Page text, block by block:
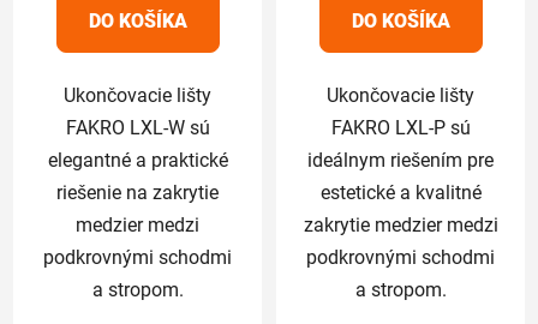
5
hviezdičiek.
DO KOŠÍKA
Ukončovacie lišty
FAKRO LXL-W sú
elegantné a praktické
riešenie na zakrytie
medzier medzi
podkrovnými schodmi
a stropom.
5
hviezdičiek.
DO KOŠÍKA
Ukončovacie lišty
FAKRO LXL-P sú
ideálnym riešením pre
estetické a kvalitné
zakrytie medzier medzi
podkrovnými schodmi
a stropom.